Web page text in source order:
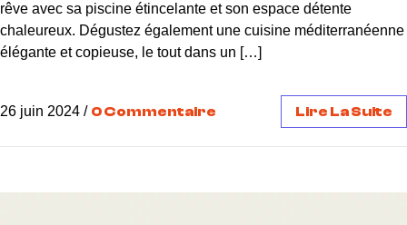
rêve avec sa piscine étincelante et son espace détente
chaleureux. Dégustez également une cuisine méditerranéenne
élégante et copieuse, le tout dans un […]
26 juin 2024 / 0 Commentaire Lire La Suite